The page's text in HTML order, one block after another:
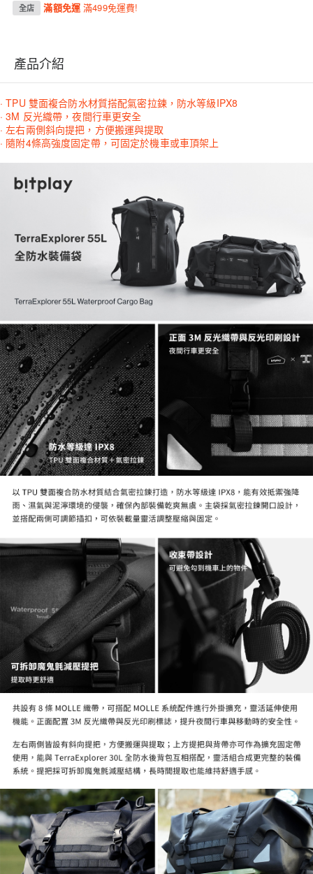
全店 滿額免運滿499免運費!
產品介紹
· TPU 雙面複合防水材質搭配氣密拉鍊，防水等級IPX8
· 3M 反光織帶，夜間行車更安全
· 左右兩側斜向提把，方便搬運與提取
· 隨附4條高強度固定帶，可固定於機車或車頂架上